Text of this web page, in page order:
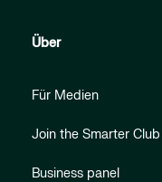
Über
Für Medien
Join the Smarter Club
Business panel